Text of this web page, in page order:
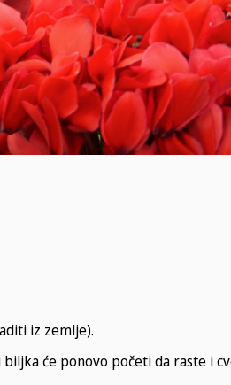
iz zemlje).
će ponovo početi da raste i